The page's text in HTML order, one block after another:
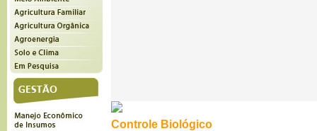
Controle Biológico